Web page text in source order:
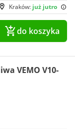
Kraków: już jutro
do koszyka
VEMO V10-